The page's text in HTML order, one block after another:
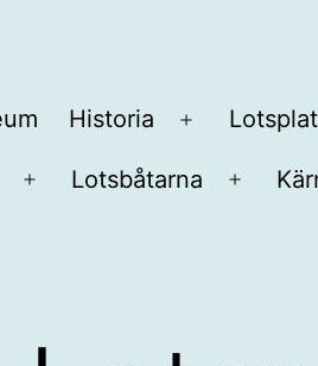
Historia
Öppna
meny
Öppna
Lotsbåtarna
Öppna